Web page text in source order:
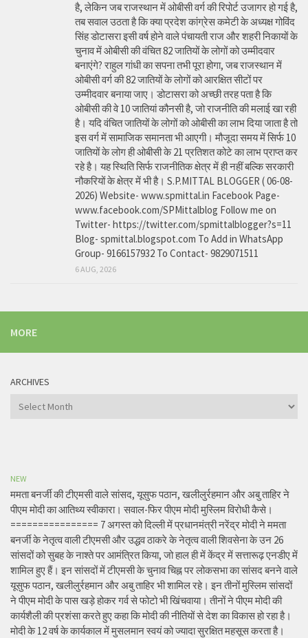
है, लेकिन जब राजस्थान में ओबीसी वर्ग की रिपोर्ट उजागर हो गई है,
तब सवाल उठता है कि क्या प्रदेश कांग्रेस कमेटी के अध्यक्ष गोविंद
सिंह डोटासरा इसी वर्ष होने वाले पंचायती राज और शहरी निकायों के
चुनाव में ओबीसी की वंचित 82 जातियों के लोगों को उम्मीदवार
बनाएंगे? राहुल गांधी का सपना तभी पूरा होगा, जब राजस्थान में
ओबीसी वर्ग की 82 जातियों के लोगों को आरक्षित सीटों पर
उम्मीदवार बनाया जाए। डोटासरा को अच्छी तरह पता है कि
ओबीसी की वे 10 जातियां कौनसी है, जो राजनीति की मलाई खा रही
है। यदि वंचित जातियों के लोगों को ओबीसी का लाभ दिया जाता है तो
इस वर्ग में सामाजिक समानता भी आएगी। मौजूदा समय में सिर्फ 10
जातियों के लोग ही ओबीसी के 21 प्रतिशत कोटे का लाभ प्राप्त कर
रहे है। यह स्थिति सिर्फ राजनीतिक क्षेत्र में ही नहीं बल्कि सरकारी
नौकरियों के क्षेत्र में भी है। S.P.MITTAL BLOGGER ( 06-08-
2026) Website- www.spmittal.in Facebook Page-
www.facebook.com/SPMittalblog Follow me on
Twitter- https://twitter.com/spmittalblogger?s=11
Blog- spmittal.blogspot.com To Add in WhatsApp
Group- 9166157932 To Contact- 9829071511
6 AUG, 2026
MORE
ARCHIVES
Archives
NEW
ममता बनर्जी की टीएमसी वाले सांसद, यूसुफ पठान, खलीलुर्रहमान और अबु ताहिर ने
पीएम मोदी का आतिथ्य स्वीकारा। सवाल-फिर पीएम मोदी मुस्लिम विरोधी कैसे।
================ 7 अगस्त को दिल्ली में प्रधानमंत्री नरेंद्र मोदी ने ममता
बनर्जी के नेतृत्व वाली टीएमसी और उद्धव ठाकरे के नेतृत्व वाली शिवसेना के उन 26
सांसदों को सुबह के नाश्ते पर आमंत्रित किया, जो हाल ही में केंद्र में सत्तारूढ़ एनडीए में
शामिल हुए हैं। इन सांसदों में टीएमसी के चुनाव चिह्न पर लोकसभा का सांसद बनने वाले
यूसुफ पठान, खलीलुर्रहमान और अबु ताहिर भी शामिल रहे। इन तीनों मुस्लिम सांसदों
ने पीएम मोदी के पास खड़े होकर गर्व से फोटो भी खिंचवाया। तीनों ने पीएम मोदी की
कार्यशैली की प्रशंसा करते हुए कहा कि मोदी की नीतियों से देश का विकास हो रहा है।
मोदी के 12 वर्ष के कार्यकाल में मुसलमान स्वयं को ज्यादा सुरक्षित महसूस करता है।